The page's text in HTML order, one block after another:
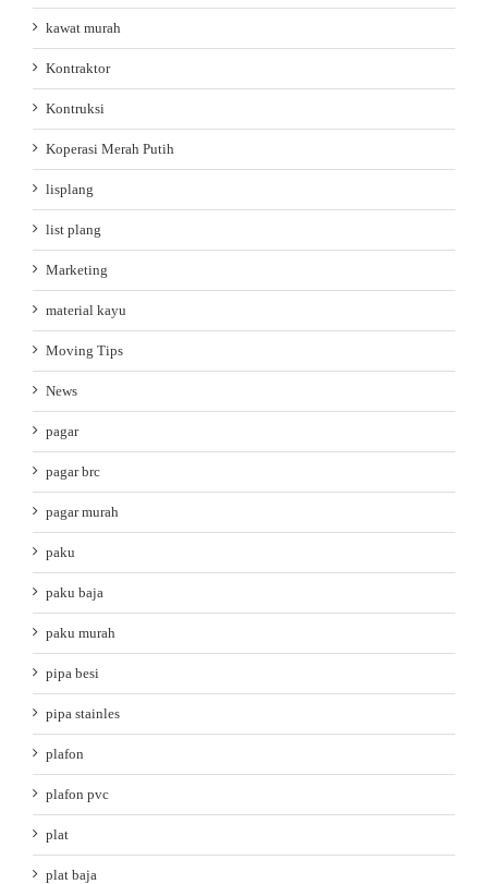
kawat murah
Kontraktor
Kontruksi
Koperasi Merah Putih
lisplang
list plang
Marketing
material kayu
Moving Tips
News
pagar
pagar brc
pagar murah
paku
paku baja
paku murah
pipa besi
pipa stainles
plafon
plafon pvc
plat
plat baja